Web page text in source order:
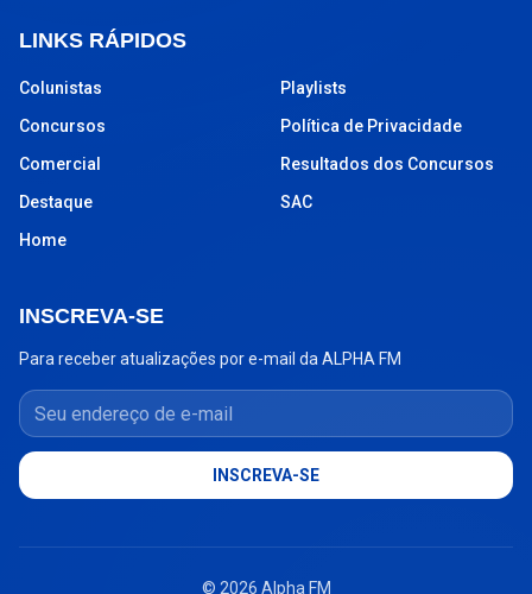
LINKS RÁPIDOS
Colunistas
Concursos
Comercial
Destaque
Home
Playlists
Política de Privacidade
Resultados dos Concursos
SAC
INSCREVA-SE
Para receber atualizações por e-mail da ALPHA FM
Seu endereço de e-mail
INSCREVA-SE
© 2026 Alpha FM